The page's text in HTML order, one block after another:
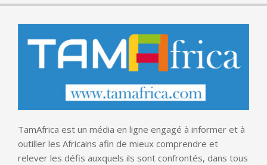
TamAfrica est un média en ligne engagé à informer et à
outiller les Africains afin de mieux comprendre et
relever les défis auxquels ils sont confrontés, dans tous